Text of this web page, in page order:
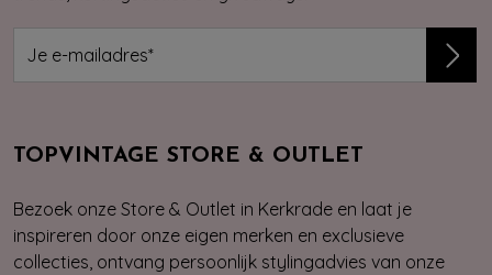
TOPVINTAGE STORE & OUTLET
Bezoek onze Store & Outlet in Kerkrade en laat je
inspireren door onze eigen merken en exclusieve
collecties, ontvang persoonlijk stylingadvies van onze